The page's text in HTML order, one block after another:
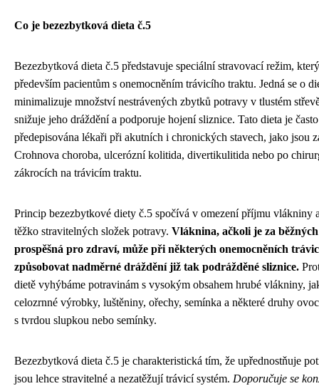
Co je bezezbytková dieta č.5
Bezezbytková dieta č.5 představuje speciální stravovací režim,
především pacientům s onemocněním trávicího traktu. Jedná se o
minimalizuje množství nestrávených zbytků potravy v tlustém
snižuje jeho dráždění a podporuje hojení sliznice. Tato dieta je často
předepisována lékaři při akutních i chronických stavech, jako jsou
Crohnova choroba, ulcerózní kolitida, divertikulitida nebo po
zákrocích na trávicím traktu.
Princip bezezbytkové diety č.5 spočívá v omezení příjmu vlákniny
těžko stravitelných složek potravy. Vláknina, ačkoli je za
prospěšná pro zdraví, může při některých onemocněních
způsobovat nadměrné dráždění již tak podrážděné sliznice.
dietě vyhýbáme potravinám s vysokým obsahem hrubé vlákniny,
celozrnné výrobky, luštěniny, ořechy, semínka a některé druhy
s tvrdou slupkou nebo semínky.
Bezezbytková dieta č.5 je charakteristická tím, že upřednostňuje
jsou lehce stravitelné a nezatěžují trávicí systém. Doporučuje se